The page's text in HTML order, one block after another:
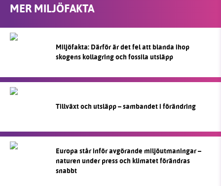
MER MILJÖFAKTA
Miljöfakta: Därför är det fel att blanda ihop
skogens kollagring och fossila utsläpp
Tillväxt och utsläpp – sambandet i förändring
Europa står inför avgörande miljöutmaningar –
naturen under press och klimatet förändras
snabbt